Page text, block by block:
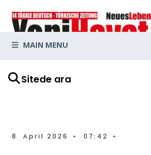
Sitede ara
MAIN MENU
8. April 2026 • 07:42 •